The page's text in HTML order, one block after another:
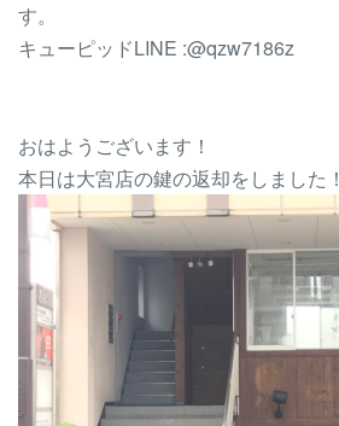
す。
キューピッドLINE :@qzw7186z
おはようございます！
本日は大宮店の鍵の返却をしました！